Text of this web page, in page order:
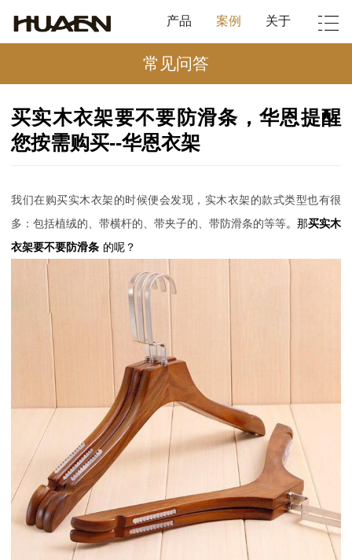
产品 案例 关于
常见问答
买实木衣架要不要防滑条，华恩提醒
您按需购买--华恩衣架
我们在购买实木衣架的时候便会发现，实木衣架的款式类型也有很
多：包括植绒的、带横杆的、带夹子的、带防滑条的等等。那买实木
衣架要不要防滑条 的呢？